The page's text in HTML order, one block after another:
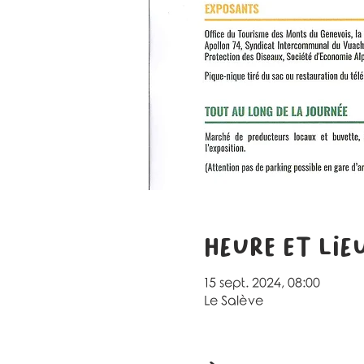
Heure et
15 sept. 2024, 08:00
Le Salève